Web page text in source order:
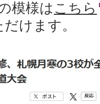
模様は こちら
けます。